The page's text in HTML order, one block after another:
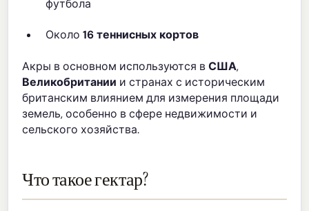
футбола
Около16 теннисных кортов
Акры в основном используются вСША,
Великобритании и странах с историческим
британским влиянием для измерения площади
земель, особенно в сфере недвижимости и
сельского хозяйства.
Что такое гектар?